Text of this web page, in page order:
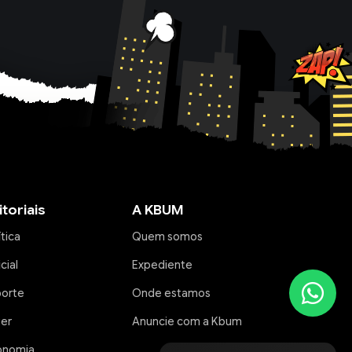
A KBUM
Quem somos
Expediente
Onde estamos
Anuncie com a Kbum